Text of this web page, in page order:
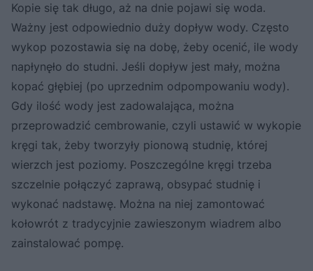
Kopie się tak długo, aż na dnie pojawi się woda.
Ważny jest odpowiednio duży dopływ wody. Często
wykop pozostawia się na dobę, żeby ocenić, ile wody
napłynęło do studni. Jeśli dopływ jest mały, można
kopać głębiej (po uprzednim odpompowaniu wody).
Gdy ilość wody jest zadowalająca, można
przeprowadzić cembrowanie, czyli ustawić w wykopie
kręgi tak, żeby tworzyły pionową studnię, której
wierzch jest poziomy. Poszczególne kręgi trzeba
szczelnie połączyć zaprawą, obsypać studnię i
wykonać nadstawę. Można na niej zamontować
kołowrót z tradycyjnie zawieszonym wiadrem albo
zainstalować pompę.